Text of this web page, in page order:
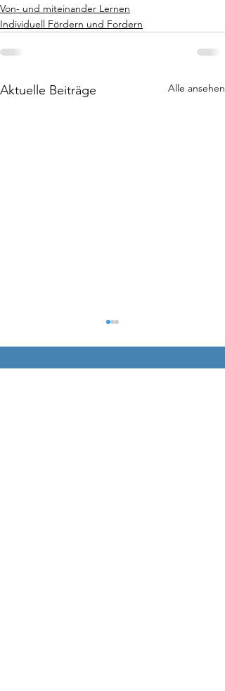
Von- und miteinander Lernen
Individuell Fördern und Fordern
Aktuelle Beiträge Alle ansehen